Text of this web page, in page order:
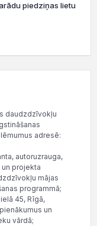
piedziņas lietu
daudzdzīvokļu
adresē:
autoruzrauga,
projekta
mājas
programmā;
45, Rīgā,
un
vārdā;